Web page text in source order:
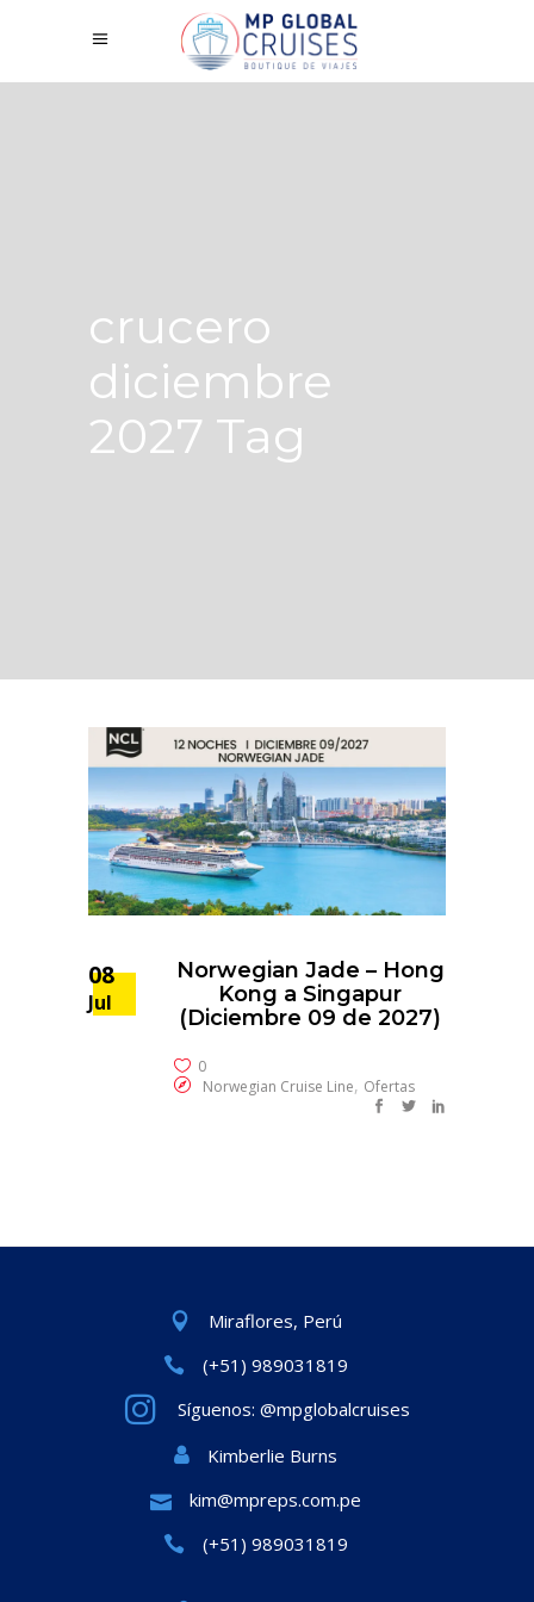
crucero
diciembre
2027 Tag
08
Jul
Norwegian Jade – Hong
Kong a Singapur
(Diciembre 09 de 2027)
0
Norwegian Cruise Line, Ofertas
Miraflores, Perú
(+51) 989031819
Síguenos: @mpglobalcruises
Kimberlie Burns
kim@mpreps.com.pe
(+51) 989031819